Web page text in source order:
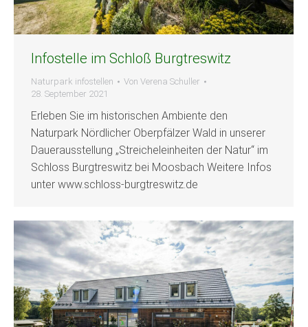
Infostelle im Schloß Burgtreswitz
Naturpark infostellen Von Verena Schuller
28. September 2021
Erleben Sie im historischen Ambiente den
Naturpark Nördlicher Oberpfälzer Wald in unserer
Dauerausstellung „Streicheleinheiten der Natur“ im
Schloss Burgtreswitz bei Moosbach Weitere Infos
unter www.schloss-burgtreswitz.de